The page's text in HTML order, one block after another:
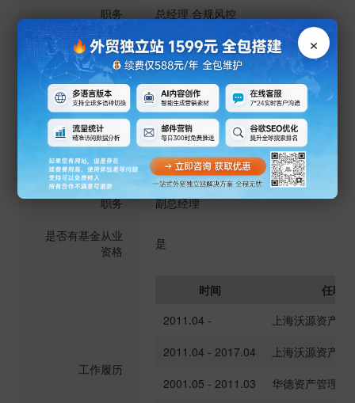
职务 总经理 合规风控
是否有基金从业
资格
是
工作履历
时间
任职单
2016.11 -
上海沃源资产管
2016.11 - 2017.04
上海沃源资产管
职务 副总经理
是否有基金从业
资格
是
工作履历
时间
任职
2011.04 -
上海沃源资产
2011.04 - 2017.04
上海沃源资产
2001.05 - 2011.03
华德资产管理有
×